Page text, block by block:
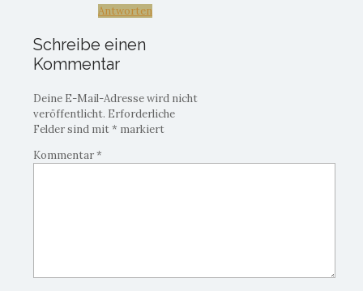
Antworten
Schreibe einen
Kommentar
Deine E-Mail-Adresse wird nicht
veröffentlicht. Erforderliche
Felder sind mit* markiert
Kommentar*